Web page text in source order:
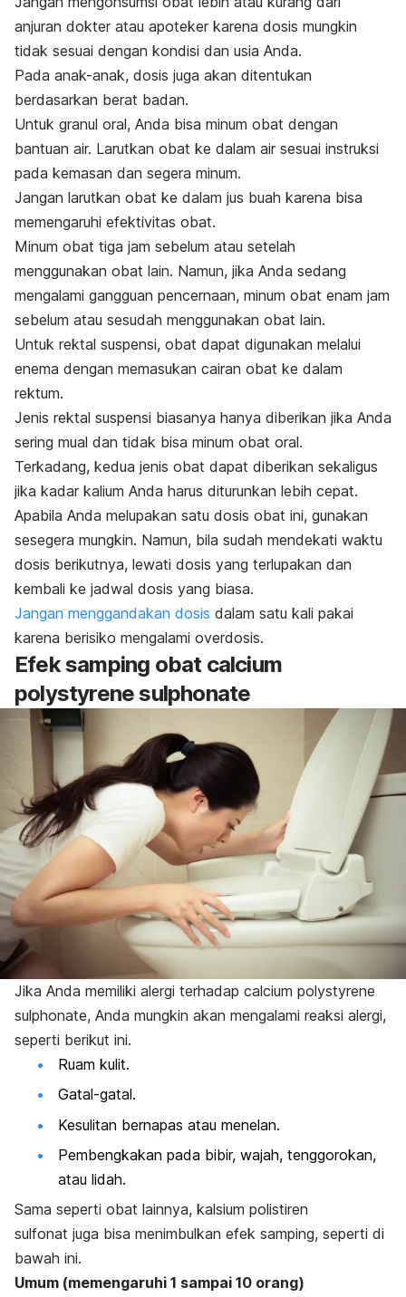
anjuran dokter atau apoteker karena dosis mungkin
tidak sesuai dengan kondisi dan usia Anda.
Pada anak-anak, dosis juga akan ditentukan
berdasarkan berat badan.
Untuk granul oral, Anda bisa minum obat dengan
bantuan air. Larutkan obat ke dalam air sesuai instruksi
pada kemasan dan segera minum.
Jangan larutkan obat ke dalam jus buah karena bisa
memengaruhi efektivitas obat.
Minum obat tiga jam sebelum atau setelah
menggunakan obat lain. Namun, jika Anda sedang
mengalami gangguan pencernaan, minum obat enam jam
sebelum atau sesudah menggunakan obat lain.
Untuk rektal suspensi, obat dapat digunakan melalui
enema dengan memasukan cairan obat ke dalam
rektum.
Jenis rektal suspensi biasanya hanya diberikan jika Anda
sering mual dan tidak bisa minum obat oral.
Terkadang, kedua jenis obat dapat diberikan sekaligus
jika kadar kalium Anda harus diturunkan lebih cepat.
Apabila Anda melupakan satu dosis obat ini, gunakan
sesegera mungkin. Namun, bila sudah mendekati waktu
dosis berikutnya, lewati dosis yang terlupakan dan
kembali ke jadwal dosis yang biasa.
Jangan menggandakan dosis dalam satu kali pakai
karena berisiko mengalami overdosis.
Efek samping obat calcium
polystyrene sulphonate
Jika Anda memiliki alergi terhadap calcium polystyrene
sulphonate, Anda mungkin akan mengalami reaksi alergi,
seperti berikut ini.
Ruam kulit.
Gatal-gatal.
Kesulitan bernapas atau menelan.
Pembengkakan pada bibir, wajah, tenggorokan,
atau lidah.
Sama seperti obat lainnya, kalsium polistiren
sulfonat juga bisa menimbulkan efek samping, seperti di
bawah ini.
Umum (memengaruhi 1 sampai 10 orang)